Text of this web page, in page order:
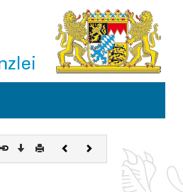
Download
DruckenVorherigesNächstes
Dokument